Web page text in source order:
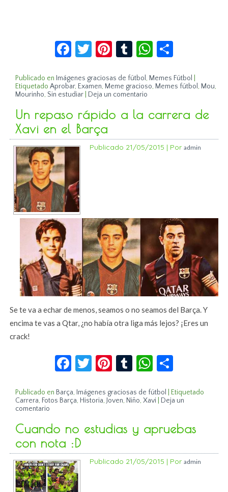
Facebook
Twitter
Pinterest
TumblrWhatsApp
Publicado en Imágenes graciosas de fútbol , Memes Fútbol
Etiquetado Aprobar, Examen, Meme gracioso, Memes fútbol , Mou,
Mourinho, Sin estudiar Deja un comentario
Un repaso rápido a la carrera de
Xavi en el Barça
Publicado 21/05/2015 | Por admin
Se te va a echar de menos, seamos o no seamos del Barça. Y
encima te vas a Qtar, ¿no había otra liga más lejos? ¡Eres un
crack!
Facebook
Twitter
Pinterest
TumblrWhatsApp
Publicado en Barça, Imágenes graciosas de fútbol
Etiquetado
Carrera, Fotos Barça, Historia, Joven, Niño,Xavi
Deja un
comentario
Cuando no estudias y apruebas
con nota :D
Publicado 21/05/2015 | Por admin